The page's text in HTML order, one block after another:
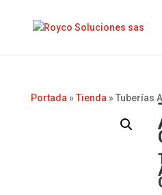
Portada » Tienda » Tuberías